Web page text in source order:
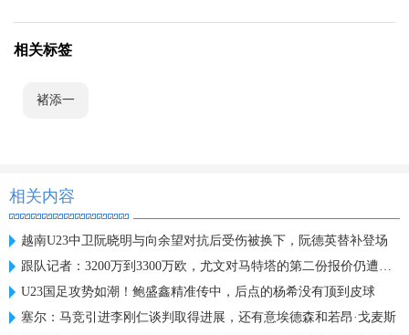
相关标签
褚添一
相关内容
越南U23中卫阮晓明与向余望对抗后受伤被换下，阮德英替补登场
跟队记者：3200万到3300万欧，尤文对马特塔的第二份报价仍遭拒绝
U23国足攻势如潮！鲍盛鑫精准传中，后点的杨希没有顶到皮球
塞尔：马竞引进李刚仁谈判取得进展，还有意埃德森和若昂·戈麦斯